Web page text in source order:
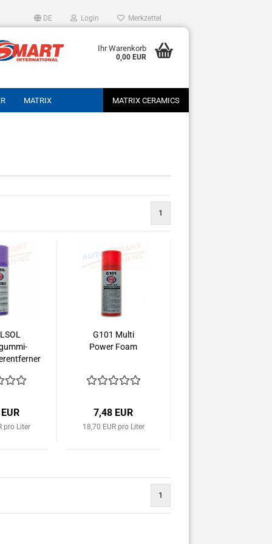
DE Login Merkzettel
Ihr Warenkorb
0,00 EUR
MATRIX MATRIX CERAMICS
1
pro Liter
G101 Multi
Power Foam
7,48 EUR
18,70 EUR pro Liter
1